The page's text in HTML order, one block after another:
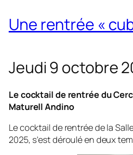
Une rentrée «
Jeudi 9 octobre
Le cocktail de rentrée du
Maturell Andino
Le cocktail de rentrée de la
2025, s’est déroulé en deux